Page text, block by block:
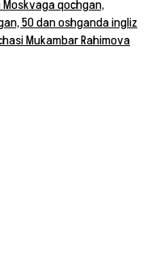
qochgan,
50 dan oshganda ingliz
Mukambar Rahimova